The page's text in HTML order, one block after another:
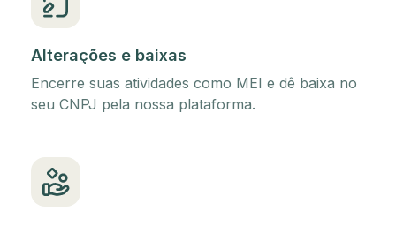
Alterações e baixas
Encerre suas atividades como MEI e dê baixa no
seu CNPJ pela nossa plataforma.